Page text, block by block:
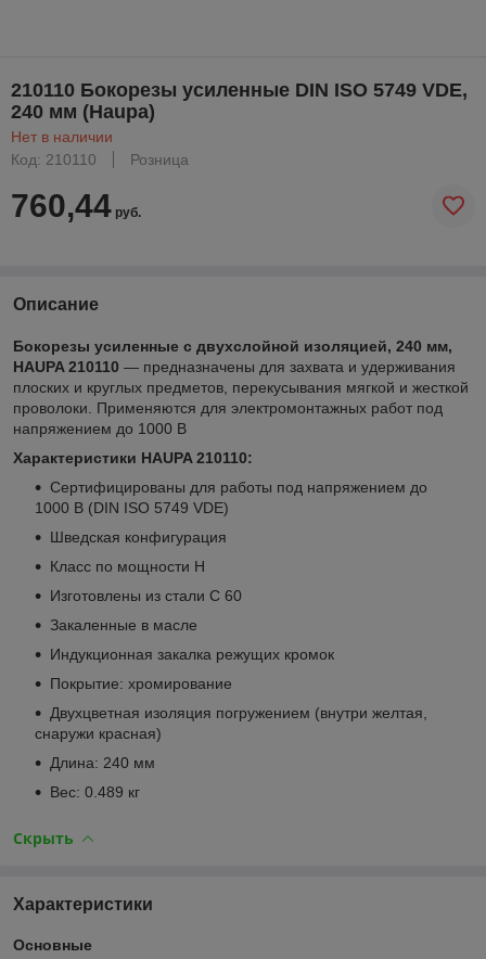
210110 Бокорезы усиленные DIN ISO 5749 VDE,
240 мм (Haupa)
Нет в наличии
Код: 210110
Розница
760,44 руб.
Описание
Бокорезы усиленные с двухслойной изоляцией, 240 мм,
HAUPA 210110 — предназначены для захвата и удерживания
плоских и круглых предметов, перекусывания мягкой и жесткой
проволоки. Применяются для электромонтажных работ под
напряжением до 1000 В
Характеристики HAUPA 210110:
Сертифицированы для работы под напряжением до
1000 В (DIN ISO 5749 VDE)
Шведская конфигурация
Класс по мощности Н
Изготовлены из стали C 60
Закаленные в масле
Индукционная закалка режущих кромок
Покрытие: хромирование
Двухцветная изоляция погружением (внутри желтая,
снаружи красная)
Длина: 240 мм
Вес: 0.489 кг
Скрыть
Характеристики
Основные